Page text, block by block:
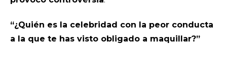
“¿Quién es la celebridad con la peor conducta
a la que te has visto obligado a maquillar?”